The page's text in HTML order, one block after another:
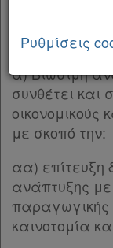
1. Για την
ακόλουθοι
α) Βιώσιμη
συνθέτει και
οικονομικούς
με σκοπό την:
αα) επίτευξη
ανάπτυξης με
καινοτομία
Ρυθμίσεις